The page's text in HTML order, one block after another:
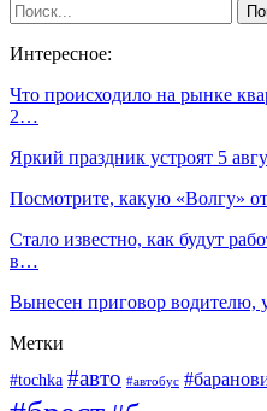
Интересное:
Что происходило на рынке
2…
Яркий праздник устроят 5
Посмотрите, какую «Волгу»
Стало известно, как будут
в…
Вынесен приговор
Метки
#tochka #авто #автобус